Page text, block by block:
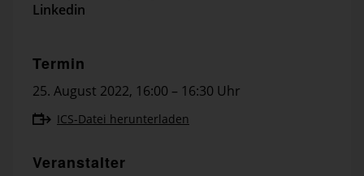
Linkedin
Termin
25. August 2022, 16:00 – 16:30 Uhr
ICS-Datei herunterladen
Veranstalter